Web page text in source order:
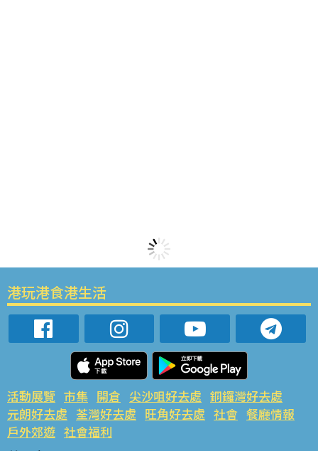
港玩港食港生活
活動展覽 市集 開倉 尖沙咀好去處 銅鑼灣好去處
元朗好去處 荃灣好去處 旺角好去處 社會 餐廳情報
戶外郊遊 社會福利